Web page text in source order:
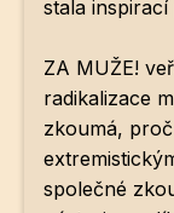
stala
ZA MUŽE!
radikalizace
zkoumá,
společné